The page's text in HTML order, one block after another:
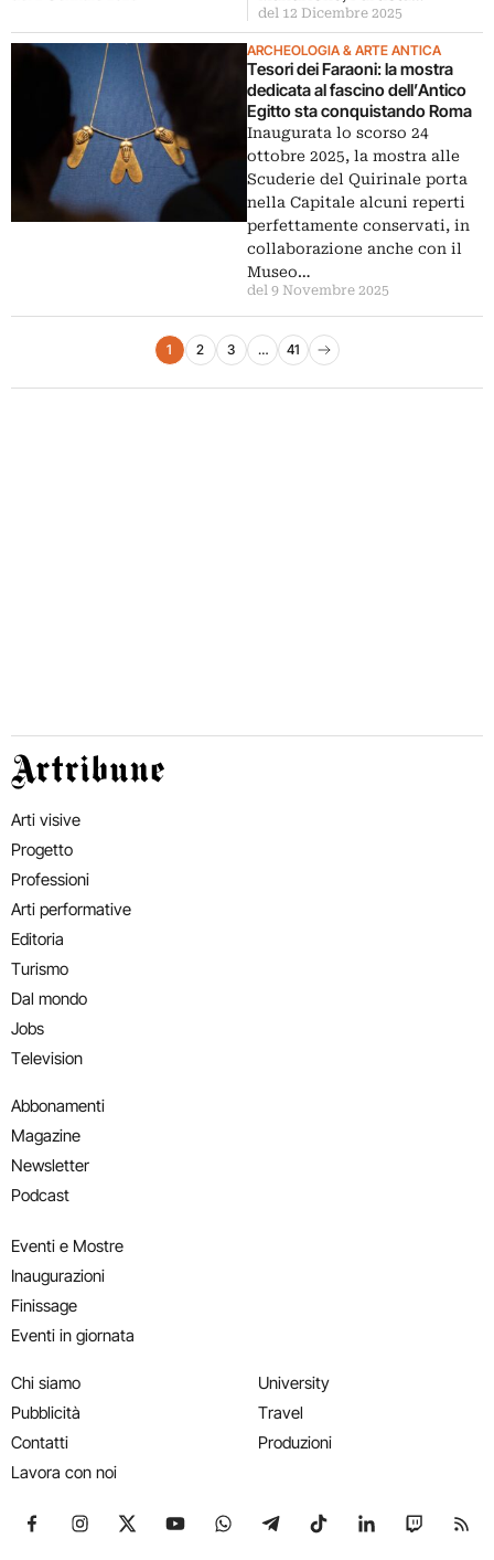
del 12 Dicembre 2025
ARCHEOLOGIA & ARTE ANTICA
Tesori dei Faraoni: la mostra
dedicata al fascino dell’Antico
Egitto sta conquistando Roma
Inaugurata lo scorso 24
ottobre 2025, la mostra alle
Scuderie del Quirinale porta
nella Capitale alcuni reperti
perfettamente conservati, in
collaborazione anche con il
Museo…
del 9 Novembre 2025
Paginazione degli articoli
1 2 3 … 41
Pagina successiva
Artribune
Arti visive
Progetto
Professioni
Arti performative
Editoria
Turismo
Dal mondo
Jobs
Television
Abbonamenti
Magazine
Newsletter
Podcast
Eventi e Mostre
Inaugurazioni
Finissage
Eventi in giornata
Chi siamo
Pubblicità
Contatti
Lavora con noi
University
Travel
Produzioni
Seguici su Facebook
Seguici su Instagram
Seguici su X
Seguici su YouTube
Seguici su WhatsApp
Seguici su Telegram
Seguici su TikTok
Seguici su
Seguici